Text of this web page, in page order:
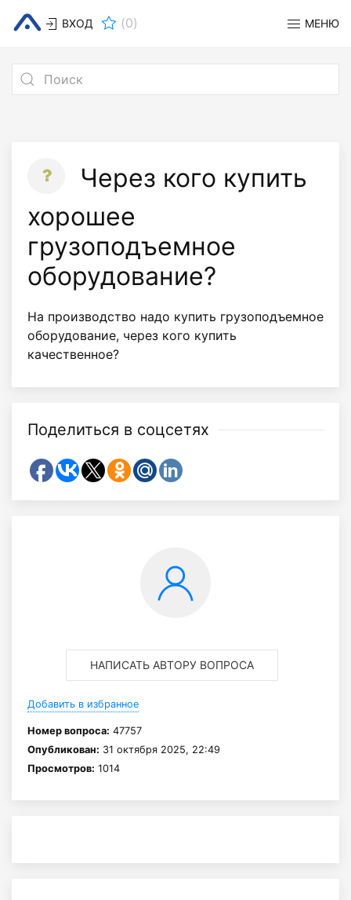
ВХОД (0) МЕНЮ
Через кого купить
хорошее
грузоподъемное
оборудование?
На производство надо купить грузоподъемное
оборудование, через кого купить
качественное?
Поделиться в соцсетях
НАПИСАТЬ АВТОРУ ВОПРОСА
Добавить в избранное
Номер вопроса: 47757
Опубликован: 31 октября 2025, 22:49
Просмотров: 1014